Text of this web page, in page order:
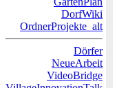
DorfWiki
OrdnerProjekte_alt
Dörfer
NeueArbeit
VideoBridge